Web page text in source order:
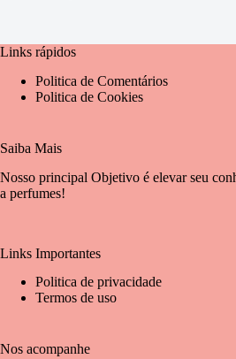
Links rápidos
Politica de Comentários
Politica de Cookies
Saiba Mais
Nosso principal Objetivo é elevar seu
a perfumes!
Links Importantes
Politica de privacidade
Termos de uso
Nos acompanhe